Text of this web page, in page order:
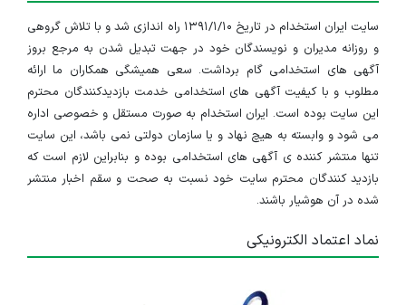
سایت ایران استخدام در تاریخ ۱۳۹۱/۱/۱۰ راه اندازی شد و با تلاش گروهی
و روزانه مدیران و نویسندگان خود در جهت تبدیل شدن به مرجع بروز
آگهی های استخدامی گام برداشت. سعی همیشگی همکاران ما ارائه
مطلوب و با کیفیت آگهی های استخدامی خدمت بازدیدکنندگان محترم
این سایت بوده است. ایران استخدام به صورت مستقل و خصوصی اداره
می شود و وابسته به هیچ نهاد و یا سازمان دولتی نمی باشد، این سایت
تنها منتشر کننده ی آگهی های استخدامی بوده و بنابراین لازم است که
بازدید کنندگان محترم سایت خود نسبت به صحت و سقم اخبار منتشر
شده در آن هوشیار باشند.
نماد اعتماد الکترونیکی